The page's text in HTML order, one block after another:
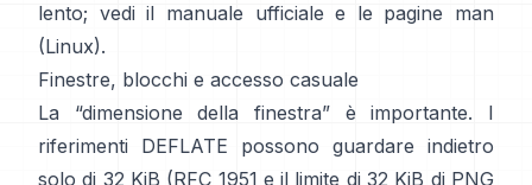
lento; vedi il manuale ufficiale e le pagine man
(Linux).
Finestre, blocchi e accesso casuale
La “dimensione della finestra” è importante. I
riferimenti DEFLATE possono guardare indietro
solo di 32 KiB (RFC 1951 e il limite di 32 KiB di PNG